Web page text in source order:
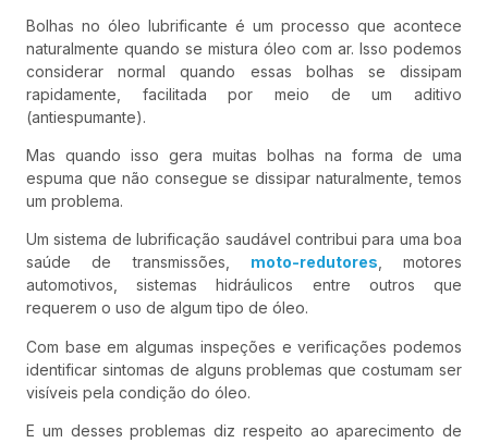
Bolhas no óleo lubrificante é um processo que acontece
naturalmente quando se mistura óleo com ar. Isso podemos
considerar normal quando essas bolhas se dissipam
rapidamente, facilitada por meio de um aditivo
(antiespumante).
Mas quando isso gera muitas bolhas na forma de uma
espuma que não consegue se dissipar naturalmente, temos
um problema.
Um sistema de lubrificação saudável contribui para uma boa
saúde de transmissões, moto-redutores, motores
automotivos, sistemas hidráulicos entre outros que
requerem o uso de algum tipo de óleo.
Com base em algumas inspeções e verificações podemos
identificar sintomas de alguns problemas que costumam ser
visíveis pela condição do óleo.
E um desses problemas diz respeito ao aparecimento de